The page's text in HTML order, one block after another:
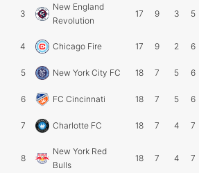
3
New England
Revolution
17 9 3 5
4 Chicago Fire 17 9 2 6
5 New York City FC 18 7 5 6
6 FC Cincinnati 18 7 5 6
7 Charlotte FC 18 7 4 7
8
New York Red
Bulls
18 7 4 7